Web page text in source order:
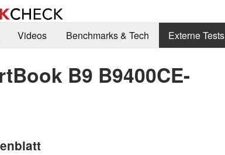
Videos Benchmarks & Tech Externe Tests
B9 B9400CE-